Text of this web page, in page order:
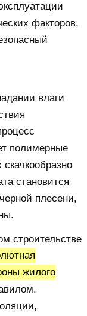
факторов,
влаги
полимерные
становится
плесени,
строительстве
жилого